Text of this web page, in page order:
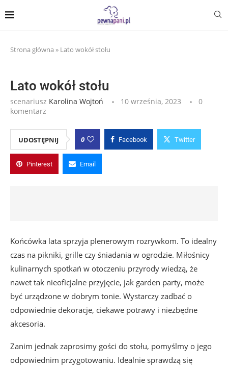
Strona główna » Lato wokół stołu
Lato wokół stołu
scenariusz Karolina Wojtoń 10 września, 2023
0
komentarz
UDOSTĘPNIJ 0 Facebook Twitter
Pinterest Email
Końcówka lata sprzyja plenerowym rozrywkom. To idealny
czas na pikniki, grille czy śniadania w ogrodzie. Miłośnicy
kulinarnych spotkań w otoczeniu przyrody wiedzą, że
nawet tak nieoficjalne przyjęcie, jak garden party, może
być urządzone w dobrym tonie. Wystarczy zadbać o
odpowiednie dekoracje, ciekawe potrawy i niezbędne
akcesoria.
Zanim jednak zaprosimy gości do stołu, pomyślmy o jego
odpowiednim przygotowaniu. Idealnie sprawdzą się